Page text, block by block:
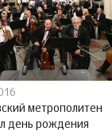
метрополитен
день рождения